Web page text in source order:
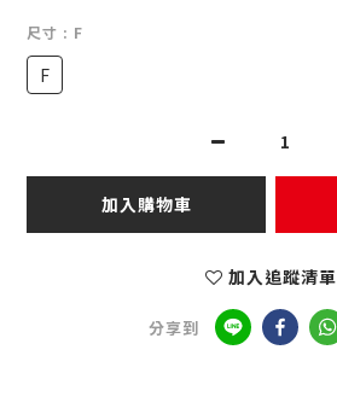
尺寸 : F
F
加入購物車
加入追蹤清單
分享到